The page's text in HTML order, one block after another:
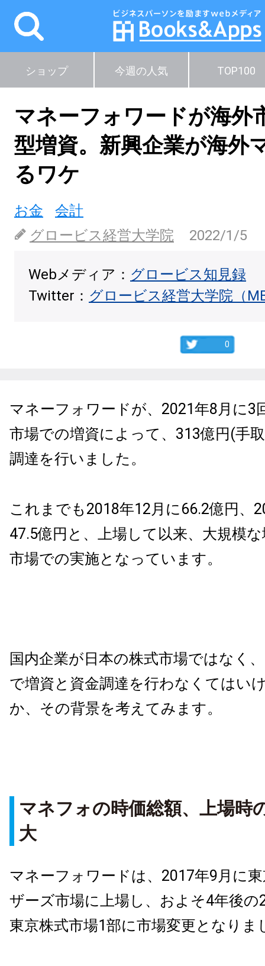
ショップ 今週の人気 TOP100
マネーフォワードが海外
型増資。新興企業が海外
るワケ
お金
会計
グロービス経営大学院
2022/1/5
Webメディア： グロービス知見録
Twitter： グロービス経営大学院（
0
マネーフォワードが、2021年8月に3
市場での増資によって、313億円(手
調達を行いました。
これまでも2018年12月に66.2億円、
47.5億円と、上場して以来、大規模
市場での実施となっています。
国内企業が日本の株式市場ではなく
で増資と資金調達を行わなくてはい
か、その背景を考えてみます。
マネフォの時価総額、上場時
大
マネーフォワードは、2017年9月に
ザーズ市場に上場し、およそ4年後の
東京株式市場1部に市場変更となりま